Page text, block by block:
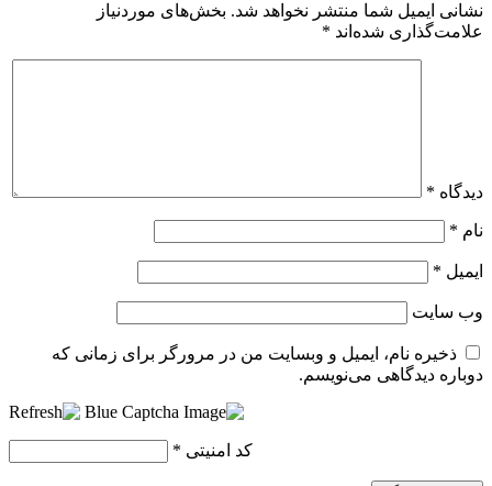
نشانی ایمیل شما منتشر نخواهد شد. بخش‌های موردنیاز
علامت‌گذاری شده‌اند *
دیدگاه *
نام *
ایمیل *
وب‌ سایت
ذخیره نام، ایمیل و وبسایت من در مرورگر برای زمانی که
دوباره دیدگاهی می‌نویسم.
کد امنیتی *